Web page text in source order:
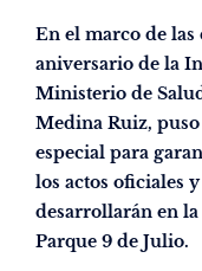
En el marco de
aniversario de la
Ministerio de
Medina Ruiz,
especial para
los actos oficiales
desarrollarán en
Parque 9 de Julio.